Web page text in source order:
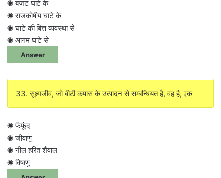
◉ बजट घाटे के
◉ राजकोषीय घाटे के
◉ घाटे की बित्त व्यवस्था से
◉ आगम घाटे से
Answer
33. सूक्ष्मजीव, जो बीटी कपास के उत्पादन से सम्बन्धियत है, वह है, एक
◉ फँफूंद
◉ जीवाणु
◉ नील हरित शैवाल
◉ विषाणु